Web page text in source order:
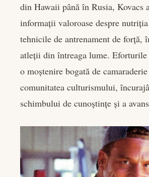
din Hawaii până în Rusia, Kovacs
informații valoroase despre
tehnicile de antrenament de forță,
atleții din întreaga lume.
o moștenire bogată de
comunitatea culturismului,
schimbului de cunoștințe și a